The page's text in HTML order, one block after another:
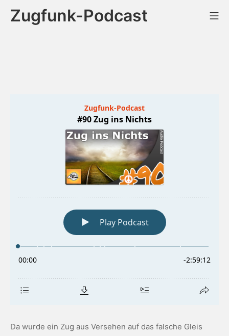
InhaltZugfunk-Podcast
Da wurde ein Zug aus Versehen auf das falsche Gleis